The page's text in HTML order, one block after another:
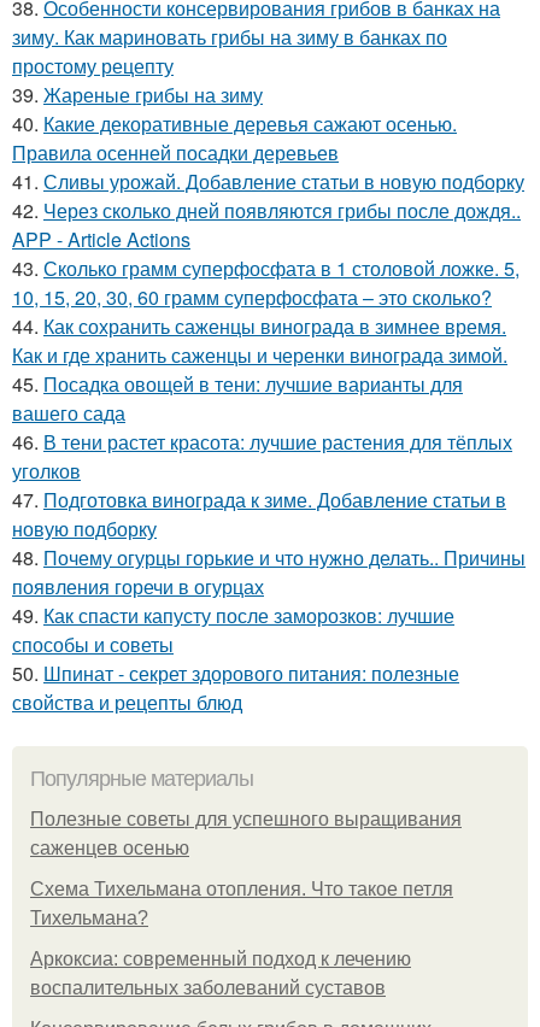
38. Особенности консервирования грибов в банках на
зиму. Как мариновать грибы на зиму в банках по
простому рецепту
39. Жареные грибы на зиму
40. Какие декоративные деревья сажают осенью.
Правила осенней посадки деревьев
41. Сливы урожай. Добавление статьи в новую подборку
42. Через сколько дней появляются грибы после дождя..
APP - Article Actions
43. Сколько грамм суперфосфата в 1 столовой ложке. 5,
10, 15, 20, 30, 60 грамм суперфосфата – это сколько?
44. Как сохранить саженцы винограда в зимнее время.
Как и где хранить саженцы и черенки винограда зимой.
45. Посадка овощей в тени: лучшие варианты для
вашего сада
46. В тени растет красота: лучшие растения для тёплых
уголков
47. Подготовка винограда к зиме. Добавление статьи в
новую подборку
48. Почему огурцы горькие и что нужно делать.. Причины
появления горечи в огурцах
49. Как спасти капусту после заморозков: лучшие
способы и советы
50. Шпинат - секрет здорового питания: полезные
свойства и рецепты блюд
Популярные материалы
Полезные советы для успешного выращивания
саженцев осенью
Схема Тихельмана отопления. Что такое петля
Тихельмана?
Аркоксиа: современный подход к лечению
воспалительных заболеваний суставов